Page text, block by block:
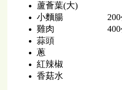
蘆薈葉(大)
小麵腸 200
雞肉 400
蒜頭 2
蔥 2
紅辣椒 1
香菇水 2